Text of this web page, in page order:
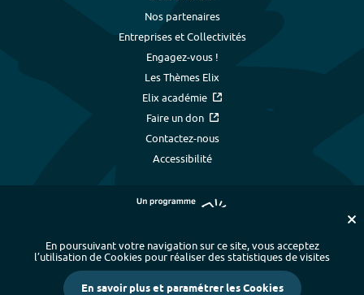
Nos partenaires
Entreprises et Collectivités
Engagez-vous !
Les Thèmes Elix
Elix académie
Faire un don
Contactez-nous
Accessibilité
Plan du site - Index alphabétique
-
Mentions légales et données personnelles
- Paramétrer les cookies
En poursuivant votre navigation sur ce site, vous acceptez
l’utilisation de Cookies pour réaliser des statistiques de visites
En savoir plus et paramétrer les Cookies